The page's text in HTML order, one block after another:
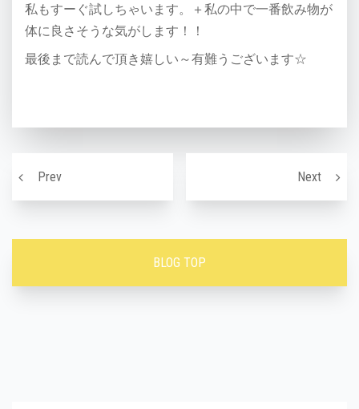
私もすーぐ試しちゃいます。＋私の中で一番飲み物が
体に良さそうな気がします！！
最後まで読んで頂き嬉しい～有難うございます☆
Prev
最近ストレス多い世の中なんで自分にご褒美を♪
Next全身
BLOG TOP